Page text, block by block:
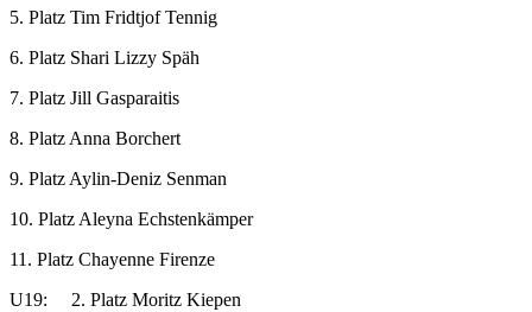
5. Platz Tim Fridtjof Tennig
6. Platz Shari Lizzy Späh
7. Platz Jill Gasparaitis
8. Platz Anna Borchert
9. Platz Aylin-Deniz Senman
10. Platz Aleyna Echstenkämper
11. Platz Chayenne Firenze
U19: 2. Platz Moritz Kiepen